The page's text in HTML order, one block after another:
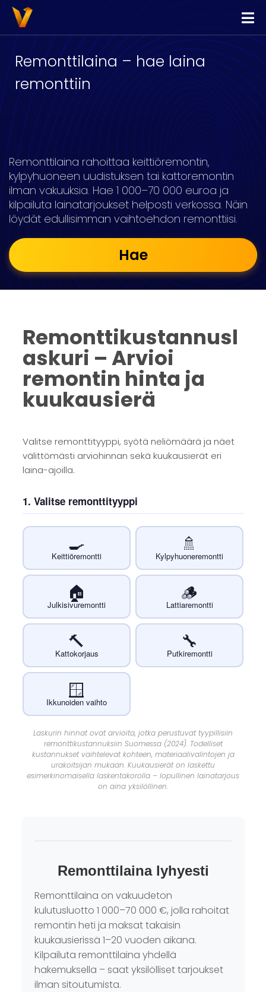
Vippi
Lainaa
Kilpailuta Lainat
Yhdistä Lainat
Yrityslimiitti
Remonttilaina – hae laina
remonttiin
Remonttilaina rahoittaa keittiöremontin,
kylpyhuoneen uudistuksen tai kattoremontin
ilman vakuuksia. Hae 1 000–70 000 euroa ja
kilpailuta lainatarjoukset helposti verkossa. Näin
löydät edullisimman vaihtoehdon remonttiisi.
Hae
Remonttikustannusl
askuri – Arvioi
remontin hinta ja
kuukausierä
Valitse remonttityyppi, syötä neliömäärä ja näet
välittömästi arviohinnan sekä kuukausierät eri
laina-ajoilla.
1. Valitse remonttityyppi
🍳
Keittiöremontti
🚿
Kylpyhuoneremontti
🏠
Julkisivuremontti
🪵
Lattiaremontti
🔨
Kattokorjaus
🔧
Putkiremontti
🪟
Ikkunoiden vaihto
Laskurin hinnat ovat arvioita, jotka perustuvat tyypillisiin
remonttikustannuksiin Suomessa (2024). Todelliset
kustannukset vaihtelevat kohteen, materiaalivalintojen ja
urakoitsijan mukaan. Kuukausierät on laskettu
esimerkinomaisella laskentakorolla – lopullinen lainatarjous
on aina yksilöllinen.
Remonttilaina lyhyesti
Remonttilaina on vakuudeton
kulutusluotto 1 000–70 000 €, jolla rahoitat
remontin heti ja maksat takaisin
kuukausierissä 1–20 vuoden aikana.
Kilpailuta remonttilaina yhdellä
hakemuksella – saat yksilölliset tarjoukset
ilman sitoutumista.